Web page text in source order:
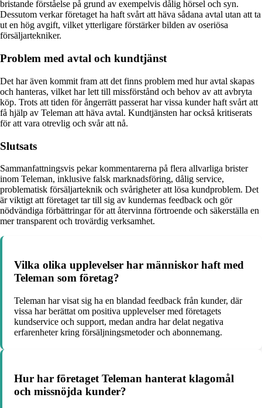
bristande förståelse på grund av exempelvis dålig hörsel och syn.
Dessutom verkar företaget ha haft svårt att häva sådana avtal utan att ta
ut en hög avgift, vilket ytterligare förstärker bilden av oseriösa
försäljartekniker.
Problem med avtal och kundtjänst
Det har även kommit fram att det finns problem med hur avtal skapas
och hanteras, vilket har lett till missförstånd och behov av att avbryta
köp. Trots att tiden för ångerrätt passerat har vissa kunder haft svårt att
få hjälp av Teleman att häva avtal. Kundtjänsten har också kritiserats
för att vara otrevlig och svår att nå.
Slutsats
Sammanfattningsvis pekar kommentarerna på flera allvarliga brister
inom Teleman, inklusive falsk marknadsföring, dålig service,
problematisk försäljarteknik och svårigheter att lösa kundproblem. Det
är viktigt att företaget tar till sig av kundernas feedback och gör
nödvändiga förbättringar för att återvinna förtroende och säkerställa en
mer transparent och trovärdig verksamhet.
Vilka olika upplevelser har människor haft med
Teleman som företag?
Teleman har visat sig ha en blandad feedback från kunder, där
vissa har berättat om positiva upplevelser med företagets
kundservice och support, medan andra har delat negativa
erfarenheter kring försäljningsmetoder och abonnemang.
Hur har företaget Teleman hanterat klagomål
och missnöjda kunder?